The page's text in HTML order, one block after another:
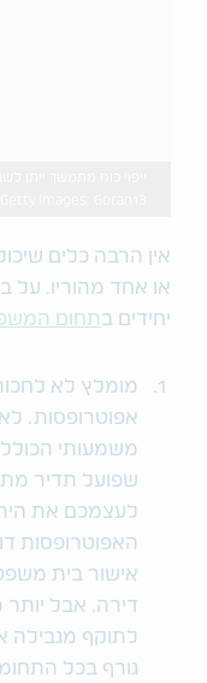
אין הרבה כלים
או אחד מהוריו. על
יחידים בתחום
מומלץ לא
אפוטרופסות.
משמעותי הכולל
שפועל תדיר
לעצמכם את
האפוטרופסות
אישור בית
דירה. אבל
לתוקף מגבילה
גורף בכל